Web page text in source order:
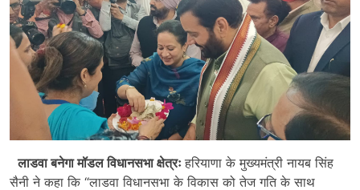
लाडवा बनेगा मॉडल विधानसभा क्षेत्रःहरियाणा के मुख्यमंत्री नायब सिंह
सैनी ने कहा कि “लाडवा विधानसभा के विकास को तेज गति के साथ